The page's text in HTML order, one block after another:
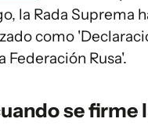
la Rada Suprema
como
Federación Rusa'.
se firme